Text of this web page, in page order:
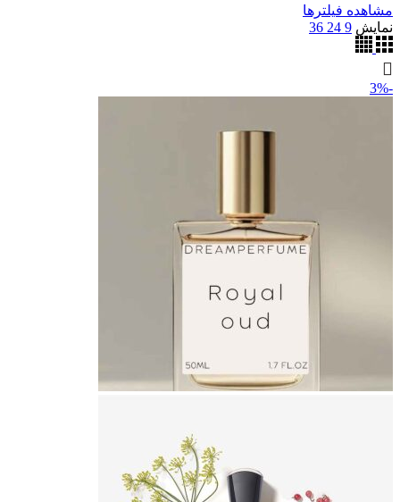
مشاهده فیلترها
نمایش 9
24
36
-3%